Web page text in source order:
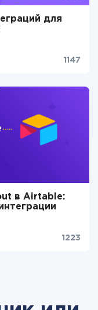
для
1147
в Airtable:
1223